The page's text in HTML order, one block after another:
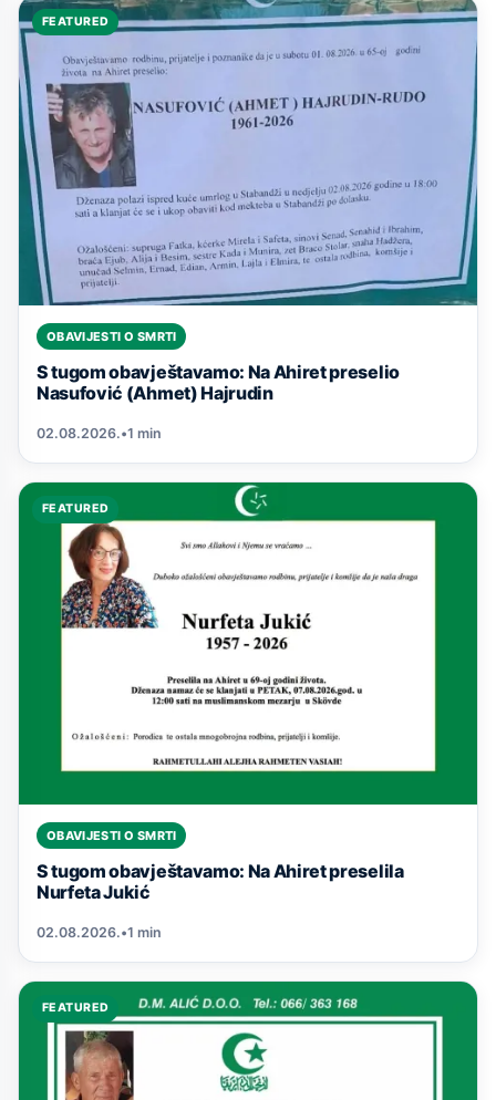
FEATURED
OBAVIJESTI O SMRTI
S tugom obavještavamo: Na Ahiret preselio
Nasufović (Ahmet) Hajrudin
02.08.2026.•1 min
FEATURED
OBAVIJESTI O SMRTI
S tugom obavještavamo: Na Ahiret preselila
Nurfeta Jukić
02.08.2026.•1 min
FEATURED